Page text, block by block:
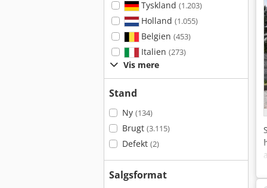
Tyskland (1.203)
Holland (1.055)
Belgien (453)
Italien (273)
Vis mere
Stand
Ny (134)
Brugt (3.115)
Defekt (2)
Salgsformat